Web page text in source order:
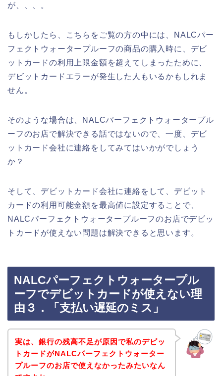
が、、、。
もしかしたら、こちらをご覧の方の中には、NALCパー
フェクトウォータープルーフの商品の購入時に、デビ
ットカードの利用上限金額を超えてしまったために、
デビットカードエラーが発生した人もいるかもしれま
せん。
そのような場合は、NALCパーフェクトウォータープル
ーフのお店で解決できる話ではないので、一度、デビ
ットカード会社に連絡をしてみてはいかがでしょう
か？
そして、デビットカード会社に連絡をして、デビット
カードの利用可能金額を最高値に設定することで、
NALCパーフェクトウォータープルーフのお店でデビッ
トカードが使えない問題は解決できると思います。
NALCパーフェクトウォータープル
ーフでデビットカードが使えない理
由３．「支払い遅延のミス」
実は、銀行の残高不足が原因で私のデビッ
トカードがNALCパーフェクトウォーター
プルーフのお店で使えなかったみたいなん